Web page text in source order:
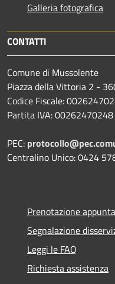
Galleria fotografica
CONTATTI
Comune di Mussolente
Piazza della Vittoria 2 -
Codice Fiscale:
Partita IVA: 00262470248
PEC:
Centralino Unico: 0424
Prenotazione
Segnalazione
Leggi le FAQ
Richiesta assistenza